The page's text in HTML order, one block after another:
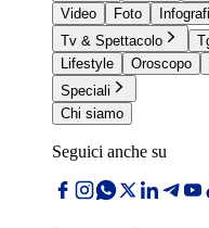
Video
Foto
Tv & Spettacolo
Lifestyle
Oroscopo
Speciali
Chi siamo
Seguici anche su